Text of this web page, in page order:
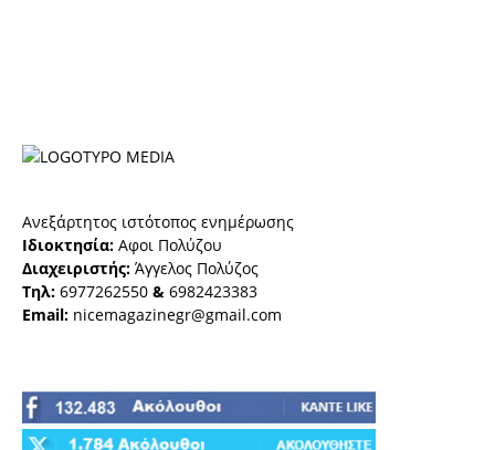
Ανεξάρτητος ιστότοπος ενημέρωσης
Ιδιοκτησία: Αφοι Πολύζου
Διαχειριστής: Άγγελος Πολύζος
Τηλ: 6977262550 & 6982423383
Email: nicemagazinegr@gmail.com